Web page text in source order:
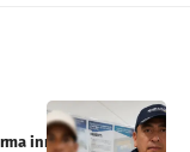
inmediata a